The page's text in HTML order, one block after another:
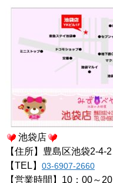
池袋店
【住所】豊島区池袋2-4-2
【TEL】 03-6907-2660
【営業時間】10：00～